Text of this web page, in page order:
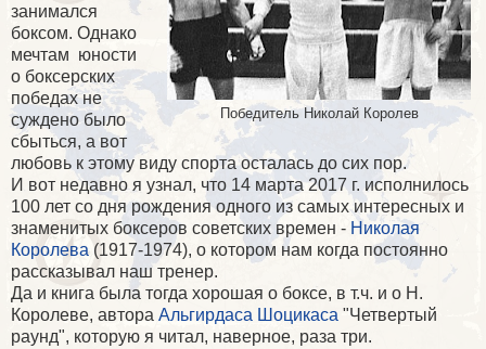
Победитель Николай Королев
занимался
боксом. Однако
мечтам юности
о боксерских
победах не
суждено было
сбыться, а вот
любовь к этому виду спорта осталась до сих пор.
И вот недавно я узнал, что 14 марта 2017 г. исполнилось
100 лет со дня рождения одного из самых интересных и
знаменитых боксеров советских времен - Николая
Королева(1917-1974), о котором нам когда постоянно
рассказывал наш тренер.
Да и книга была тогда хорошая о боксе, в т.ч. и о Н.
Королеве, автора Альгирдаса Шоцикаса "Четвертый
раунд", которую я читал, наверное, раза три.